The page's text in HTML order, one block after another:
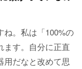
。私は「100%の
ます。自分に正直
だなと改めて思